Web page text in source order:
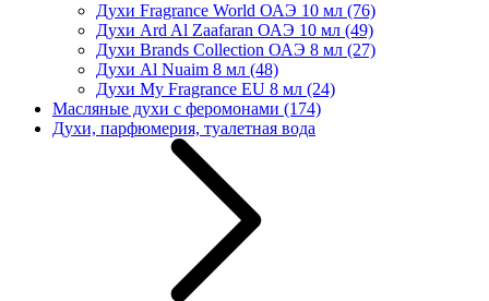
Духи Fragrance World ОАЭ 10 мл (76)
Духи Ard Al Zaafaran ОАЭ 10 мл (49)
Духи Brands Collection ОАЭ 8 мл (27)
Духи Al Nuaim 8 мл (48)
Духи My Fragrance EU 8 мл (24)
Масляные духи с феромонами (174)
Духи, парфюмерия, туалетная вода